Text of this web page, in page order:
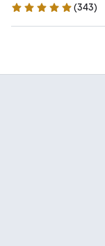
4.9 Sterne
(343)